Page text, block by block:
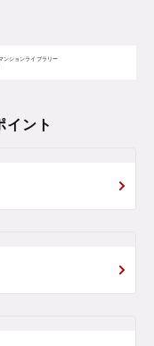
イント